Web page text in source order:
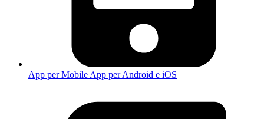
App per Mobile App per Android e iOS